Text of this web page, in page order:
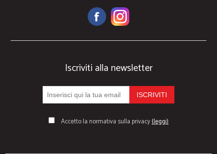
Iscriviti alla newsletter
Accetto la normativa sulla privacy(leggi)